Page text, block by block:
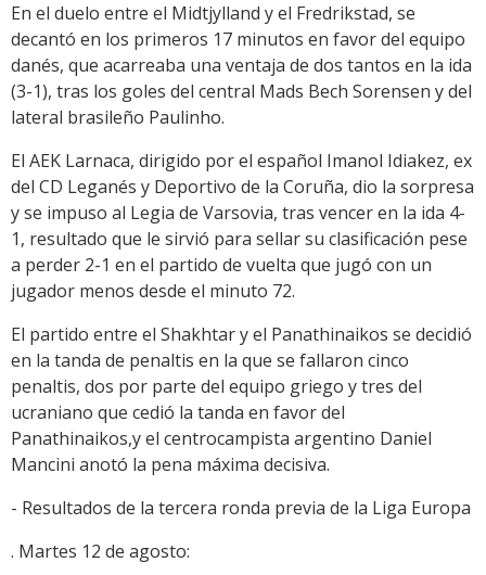
En el duelo entre el Midtjylland y el Fredrikstad, se
decantó en los primeros 17 minutos en favor del equipo
danés, que acarreaba una ventaja de dos tantos en la ida
(3-1), tras los goles del central Mads Bech Sorensen y del
lateral brasileño Paulinho.
El AEK Larnaca, dirigido por el español Imanol Idiakez, ex
del CD Leganés y Deportivo de la Coruña, dio la sorpresa
y se impuso al Legia de Varsovia, tras vencer en la ida 4-
1, resultado que le sirvió para sellar su clasificación pese
a perder 2-1 en el partido de vuelta que jugó con un
jugador menos desde el minuto 72.
El partido entre el Shakhtar y el Panathinaikos se decidió
en la tanda de penaltis en la que se fallaron cinco
penaltis, dos por parte del equipo griego y tres del
ucraniano que cedió la tanda en favor del
Panathinaikos,y el centrocampista argentino Daniel
Mancini anotó la pena máxima decisiva.
- Resultados de la tercera ronda previa de la Liga Europa
. Martes 12 de agosto: